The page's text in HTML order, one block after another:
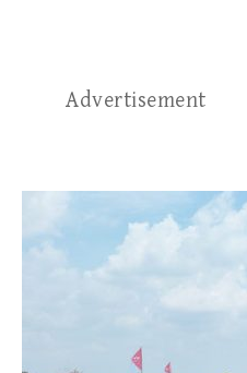
Advertisement